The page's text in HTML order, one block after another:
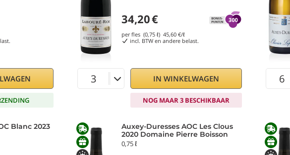
34,20€
per fles (0,75 ℓ) 45,60 €/ℓ
incl. BTW en andere belast.
IN WINKELWAGEN
NOG MAAR 3 BESCHIKBAAR
Blanc 2023
Auxey-Duresses AOC Les Clous
2020 Domaine Pierre Boisson
0,75 ℓ